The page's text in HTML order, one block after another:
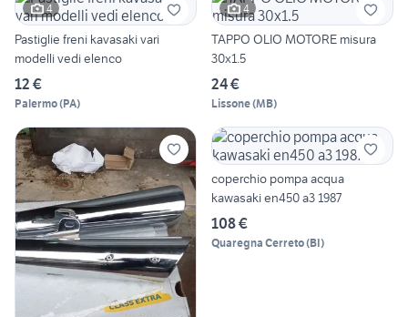
4
Pastiglie freni kavasaki vari
modelli vedi elenco
12 €
Palermo(PA)
4
TAPPO OLIO MOTORE misura
30x1.5
24 €
Lissone(MB)
coperchio pompa acqua
kawasaki en450 a3 1987
108 €
Quaregna Cerreto(BI)